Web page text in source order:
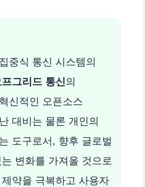
중식 통신 시스템의
프그리드 통신의
신적인 오픈소스
대비는 물론 개인의
도구로서, 향후 글로벌
변화를 가져올 것으로
약을 극복하고 사용자